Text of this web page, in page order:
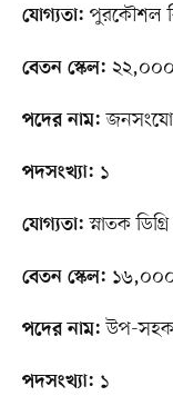
যোগ্যতা: পুরকৌশল
বেতন স্কেল:
পদের নাম:
পদসংখ্যা: ১
যোগ্যতা: স্নাতক
বেতন স্কেল:
পদের নাম: উপ-
পদসংখ্যা: ১